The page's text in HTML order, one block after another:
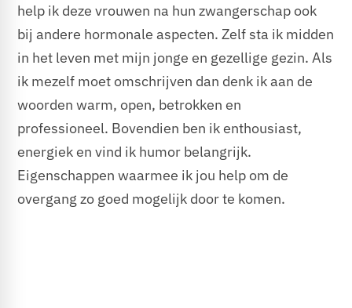
help ik deze vrouwen na hun zwangerschap ook
bij andere hormonale aspecten. Zelf sta ik midden
in het leven met mijn jonge en gezellige gezin. Als
ik mezelf moet omschrijven dan denk ik aan de
woorden warm, open, betrokken en
professioneel. Bovendien ben ik enthousiast,
energiek en vind ik humor belangrijk.
Eigenschappen waarmee ik jou help om de
overgang zo goed mogelijk door te komen.